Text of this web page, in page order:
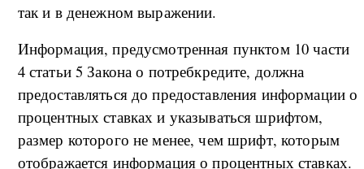
так и в денежном выражении.
Информация, предусмотренная пунктом 10 части
4 статьи 5 Закона о потребкредите, должна
предоставляться до предоставления информации о
процентных ставках и указываться шрифтом,
размер которого не менее, чем шрифт, которым
отображается информация о процентных ставках.